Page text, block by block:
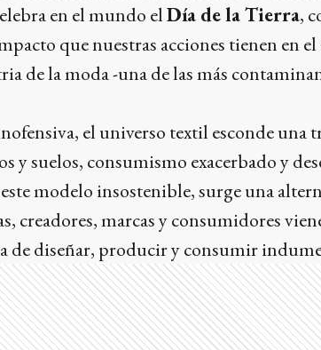
en el mundo elDía de la Tierra,
que nuestras acciones tienen en
de la moda -una de las más
el universo textil esconde una
y suelos, consumismo exacerbado y
modelo insostenible, surge una
creadores, marcas y consumidores
de diseñar, producir y consumir